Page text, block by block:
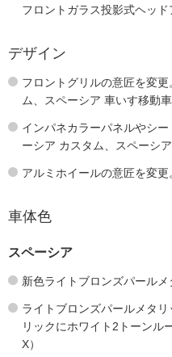
フロントガラス投影式ヘッド
デザイン
フロントグリルの意匠を変
ム、スペーシア 車いす移動車
インパネカラーパネルやシ
ーシア カスタム、スペーシア
アルミホイールの意匠を変更
車体色
スペーシア
新色ライトブロンズパールメ
ライトブロンズパールメタ
リックにホワイト2トーンル
X）